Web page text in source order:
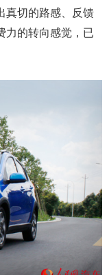
真切的路感、反馈
力的转向感觉，已